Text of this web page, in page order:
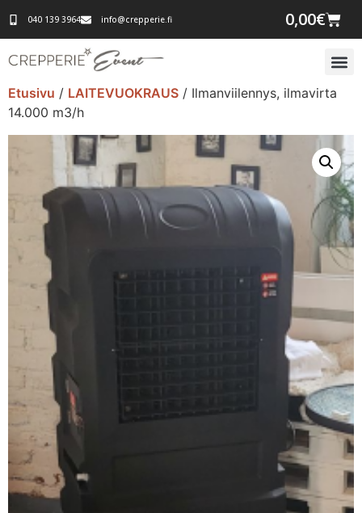
040 139 3964 info@crepperie.fi 0,00€
Etusivu / LAITEVUOKRAUS / Ilmanviilennys, ilmavirta
14.000 m3/h